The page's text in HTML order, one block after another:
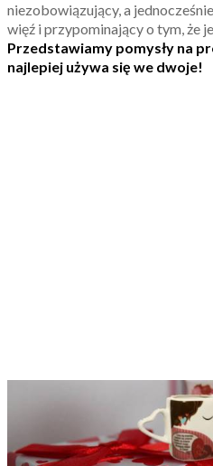
niezobowiązujący, a
więź i przypominający o tym, że
Przedstawiamy pomysły na
najlepiej używa się we dwoje!